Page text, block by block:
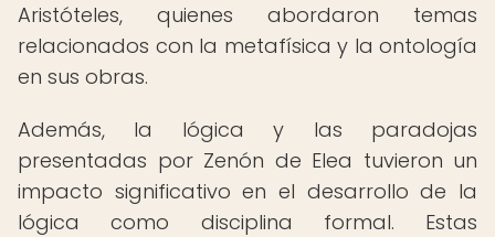
Aristóteles, quienes abordaron temas
relacionados con la metafísica y la ontología
en sus obras.
Además, la lógica y las paradojas
presentadas por Zenón de Elea tuvieron un
impacto significativo en el desarrollo de la
lógica como disciplina formal. Estas